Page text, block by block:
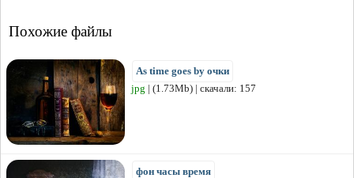
Похожие файлы
As time goes by очки
jpg | (1.73Mb) | скачали: 157
фон часы время